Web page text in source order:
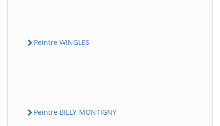
Peintre WINGLES
Peintre BILLY-MONTIGNY